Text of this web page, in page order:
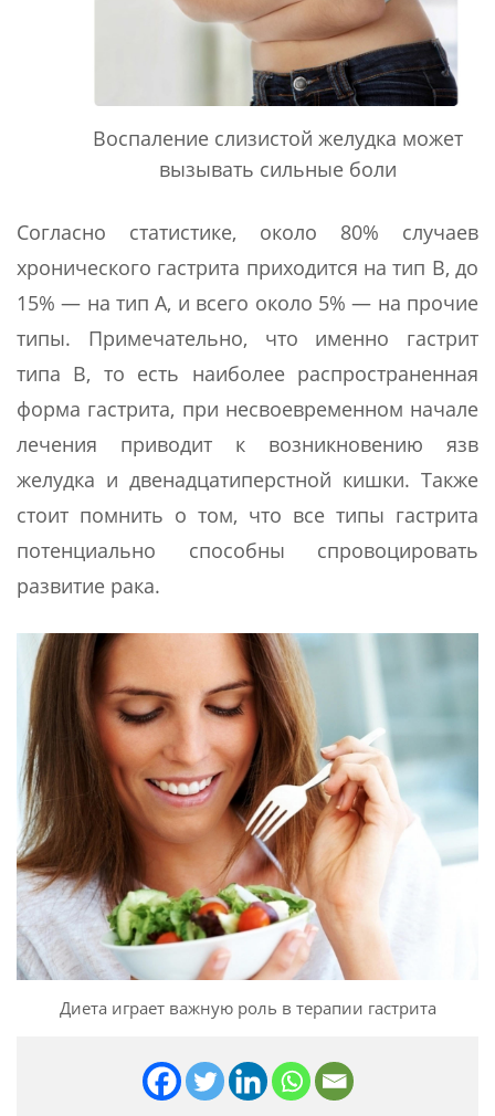
Воспаление слизистой желудка может
вызывать сильные боли
Согласно статистике, около 80% случаев
хронического гастрита приходится на тип В, до
15% — на тип А, и всего около 5% — на прочие
типы. Примечательно, что именно гастрит
типа В, то есть наиболее распространенная
форма гастрита, при несвоевременном начале
лечения приводит к возникновению язв
желудка и двенадцатиперстной кишки. Также
стоит помнить о том, что все типы гастрита
потенциально способны спровоцировать
развитие рака.
Диета играет важную роль в терапии гастрита